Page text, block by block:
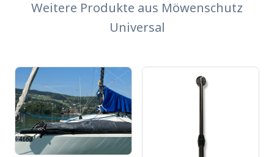
Weitere Produkte aus Möwenschutz
Universal